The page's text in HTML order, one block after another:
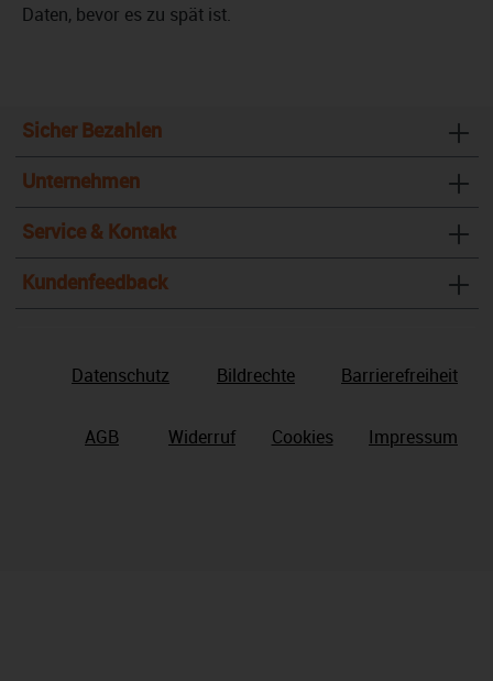
Daten, bevor es zu spät ist.
Sicher Bezahlen
Unternehmen
Service & Kontakt
Kundenfeedback
Datenschutz Bildrechte Barrierefreiheit
AGB Widerruf Cookies Impressum